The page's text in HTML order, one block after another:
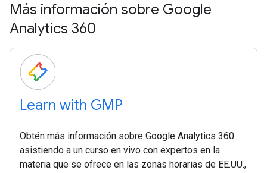
Más información sobre Google
Analytics 360
Learn with GMP
Obtén más información sobre Google Analytics 360
asistiendo a un curso en vivo con expertos en la
materia que se ofrece en las zonas horarias de EE.UU.,